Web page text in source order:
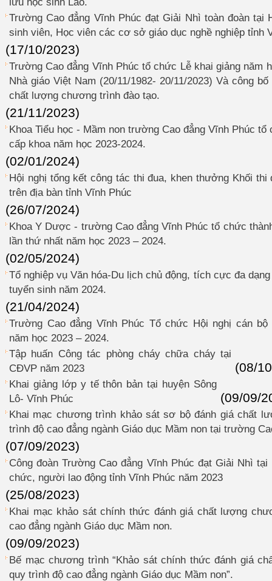
Trường Cao đẳng Vĩnh Phúc đạt Giải Nhì toàn đoàn tại
sinh viên, Học viên các cơ sở giáo dục nghề nghiệp tỉnh
(17/10/2023)
Trường Cao đẳng Vĩnh Phúc tổ chức Lễ khai giảng năm
Nhà giáo Việt Nam (20/11/1982- 20/11/2023) Và công
chất lượng chương trình đào tạo.
(21/11/2023)
Khoa Tiểu học - Mầm non trường Cao đẳng Vĩnh Phúc
cấp khoa năm học 2023-2024.
(02/01/2024)
Hội nghị tổng kết công tác thi đua, khen thưởng Khối
trên địa bàn tỉnh Vĩnh Phúc
(26/07/2024)
Khoa Y Dược - trường Cao đẳng Vĩnh Phúc tổ chức
lần thứ nhất năm học 2023 – 2024.
(02/05/2024)
Tổ nghiệp vụ Văn hóa-Du lịch chủ động, tích cực đa
tuyển sinh năm 2024.
(21/04/2024)
Trường Cao đẳng Vĩnh Phúc Tổ chức Hội nghị cán
năm học 2023 – 2024.
Tập huấn Công tác phòng cháy chữa cháy tại
CĐVP năm 2023
(08/
Khai giảng lớp y tế thôn bản tại huyện Sông
Lô- Vĩnh Phúc
(09/09/
Khai mạc chương trình khảo sát sơ bộ đánh giá chất
trình độ cao đẳng ngành Giáo dục Mầm non tại trường
(07/09/2023)
Công đoàn Trường Cao đẳng Vĩnh Phúc đạt Giải Nhì
chức, người lao động tỉnh Vĩnh Phúc năm 2023
(25/08/2023)
Khai mạc khảo sát chính thức đánh giá chất lượng
cao đẳng ngành Giáo dục Mầm non.
(09/09/2023)
Bế mạc chương trình “Khảo sát chính thức đánh giá
quy trình độ cao đẳng ngành Giáo dục Mầm non”.